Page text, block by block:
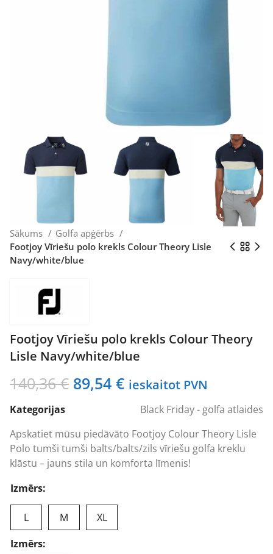
Sākums
Golfa apģērbs
Footjoy Vīriešu polo krekls Colour Theory Lisle
Navy/white/blue
Footjoy Vīriešu polo krekls Colour Theory
Lisle Navy/white/blue
140,36€ Original
140,36 €.
89,54 €Current
price
89,54 €.
ieskaitot PVN
Kategorijas
Black Friday - golfa atlaides
Apskatiet mūsu piedāvāto Footjoy Colour Theory Lisle
Polo tumši tumši balts/balts/zils vīriešu golfa kreklu
klāstu – jauns stila un komforta līmenis!
Izmērs:
L M
XL
Izmērs: